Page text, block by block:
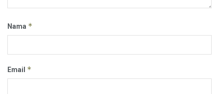
Nama *
Email *